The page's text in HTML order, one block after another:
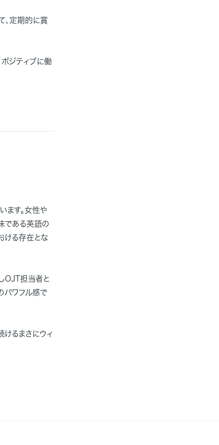
、定期的に賞
ジティブに働
ます。女性や
である英語の
ける存在とな
OJT担当者と
パワフル感で
けるまさにウィ